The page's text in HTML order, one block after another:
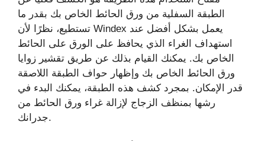
الطبقة السفلية من ورق الحائط الخاص بك بقدر ما
تستطيع، نظرًا لأن Windex يعمل بشكل أفضل عند
استهداف الغراء الذي يحافظ على الورق على الحائط
الخاص بك. يمكنك القيام بذلك عن طريق تقشير زوايا
ورق الحائط الخاص بك وإظهار حواف الطبقة اللاصقة
قدر الإمكان. بمجرد كشف هذه الطبقة، يمكنك البدء في
رشها بمنظف الزجاج لإزالة غراء ورق الحائط من
جدرانك.